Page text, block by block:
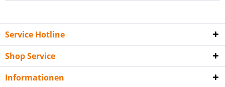
Service Hotline
Shop Service
Informationen